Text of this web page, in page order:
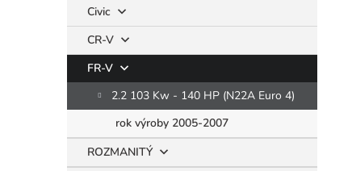
Civic
CR-V
FR-V
2.2 103 Kw - 140 HP (N22A Euro 4)
rok výroby 2005-2007
ROZMANITÝ